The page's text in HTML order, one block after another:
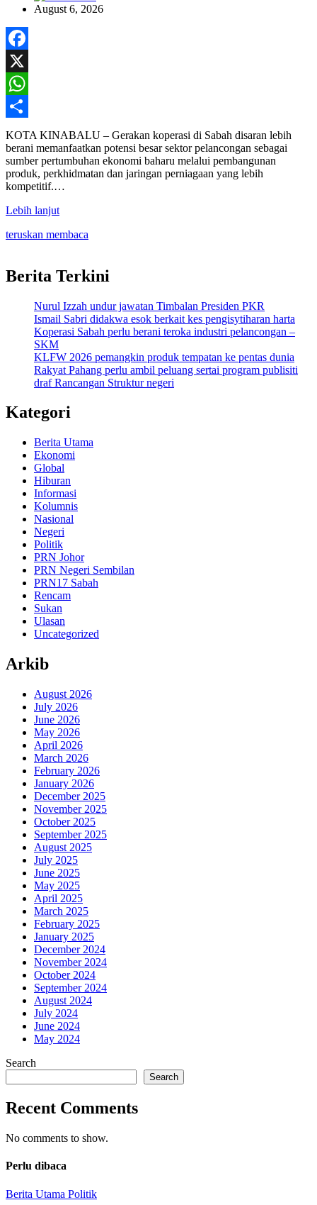
August 6, 2026
Facebook
X
WhatsApp
Share
KOTA KINABALU – Gerakan koperasi di Sabah disaran lebih
berani memanfaatkan potensi besar sektor pelancongan sebagai
sumber pertumbuhan ekonomi baharu melalui pembangunan
produk, perkhidmatan dan jaringan perniagaan yang lebih
kompetitif.…
Lebih lanjut
teruskan membaca
Berita Terkini
Nurul Izzah undur jawatan Timbalan Presiden PKR
Ismail Sabri didakwa esok berkait kes pengisytiharan harta
Koperasi Sabah perlu berani teroka industri pelancongan –
SKM
KLFW 2026 pemangkin produk tempatan ke pentas dunia
Rakyat Pahang perlu ambil peluang sertai program publisiti
draf Rancangan Struktur negeri
Kategori
Berita Utama
Ekonomi
Global
Hiburan
Informasi
Kolumnis
Nasional
Negeri
Politik
PRN Johor
PRN Negeri Sembilan
PRN17 Sabah
Rencam
Sukan
Ulasan
Uncategorized
Arkib
August 2026
July 2026
June 2026
May 2026
April 2026
March 2026
February 2026
January 2026
December 2025
November 2025
October 2025
September 2025
August 2025
July 2025
June 2025
May 2025
April 2025
March 2025
February 2025
January 2025
December 2024
November 2024
October 2024
September 2024
August 2024
July 2024
June 2024
May 2024
Search
Search
Recent Comments
No comments to show.
Perlu dibaca
Berita Utama Politik